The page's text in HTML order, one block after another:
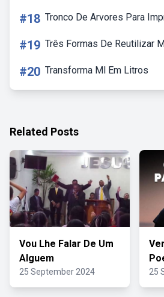
#18 Tronco De Arvores Para
#19 Três Formas De Reutilizar
#20 Transforma Ml Em Litros
Related Posts
Vou Lhe Falar De Um
Alguem
25 September 2024 25